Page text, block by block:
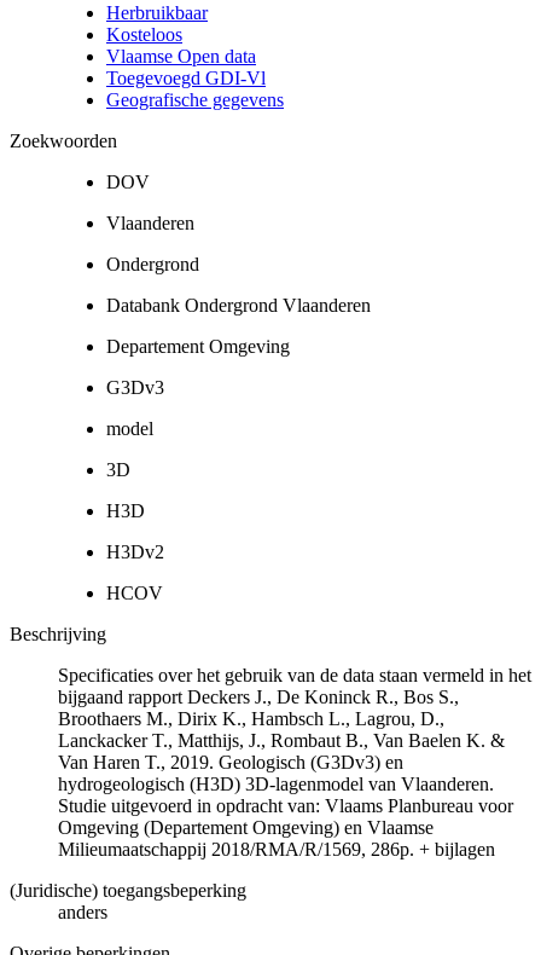
Herbruikbaar
Kosteloos
Vlaamse Open data
Toegevoegd GDI-Vl
Geografische gegevens
Zoekwoorden
DOV
Vlaanderen
Ondergrond
Databank Ondergrond Vlaanderen
Departement Omgeving
G3Dv3
model
3D
H3D
H3Dv2
HCOV
Beschrijving
Specificaties over het gebruik van de data staan vermeld in het
bijgaand rapport Deckers J., De Koninck R., Bos S.,
Broothaers M., Dirix K., Hambsch L., Lagrou, D.,
Lanckacker T., Matthijs, J., Rombaut B., Van Baelen K. &
Van Haren T., 2019. Geologisch (G3Dv3) en
hydrogeologisch (H3D) 3D-lagenmodel van Vlaanderen.
Studie uitgevoerd in opdracht van: Vlaams Planbureau voor
Omgeving (Departement Omgeving) en Vlaamse
Milieumaatschappij 2018/RMA/R/1569, 286p. + bijlagen
(Juridische) toegangsbeperking
anders